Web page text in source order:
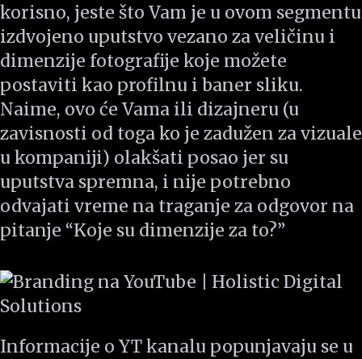
korisno, jeste što Vam je u ovom segmentu
izdvojeno uputstvo vezano za veličinu i
dimenzije fotografije koje možete
postaviti kao profilnu i baner sliku.
Naime, ovo će Vama ili dizajneru (u
zavisnosti od toga ko je zadužen za vizuale
u kompaniji) olakšati posao jer su
uputstva spremna, i nije potrebno
odvajati vreme na traganje za odgovor na
pitanje “Koje su dimenzije za to?”
Informacije o YT kanalu popunjavaju se u